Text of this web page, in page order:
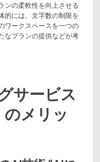
ンの柔軟性を向上させる
的には、文字数の制限を
ワークスペースを一つの
なプランの提供などが考
サービス
のメリッ